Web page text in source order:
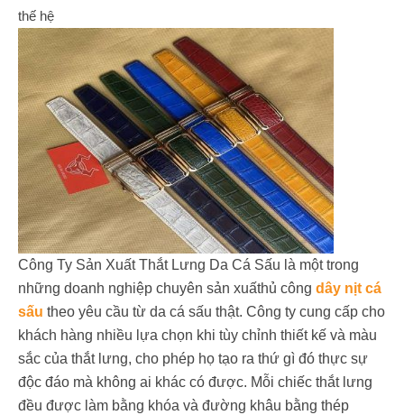
thế hệ
Công Ty Sản Xuất Thắt Lưng Da Cá Sấu là một trong
những doanh nghiệp chuyên sản xuấthủ công dây nịt cá
sấu theo yêu cầu từ da cá sấu thật. Công ty cung cấp cho
khách hàng nhiều lựa chọn khi tùy chỉnh thiết kế và màu
sắc của thắt lưng, cho phép họ tạo ra thứ gì đó thực sự
độc đáo mà không ai khác có được. Mỗi chiếc thắt lưng
đều được làm bằng khóa và đường khâu bằng thép